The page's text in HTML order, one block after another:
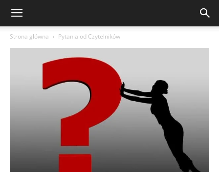
Strona główna Pytania od Czytelników